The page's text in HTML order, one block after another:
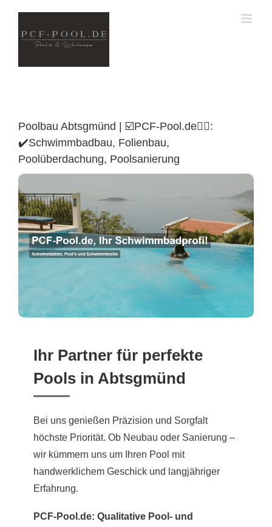
content
Poolbau Abtsgmünd | ☑️PCF-Pool.de🏊🏼:
✔️Schwimmbadbau, Folienbau,
Poolüberdachung, Poolsanierung
Poolüberdachung
Ihr Partner für perfekte
Pools in Abtsgmünd
Bei uns genießen Präzision und Sorgfalt
höchste Priorität. Ob Neubau oder Sanierung –
wir kümmern uns um Ihren Pool mit
handwerklichem Geschick und langjähriger
Erfahrung.
PCF-Pool.de: Qualitative Pool- und